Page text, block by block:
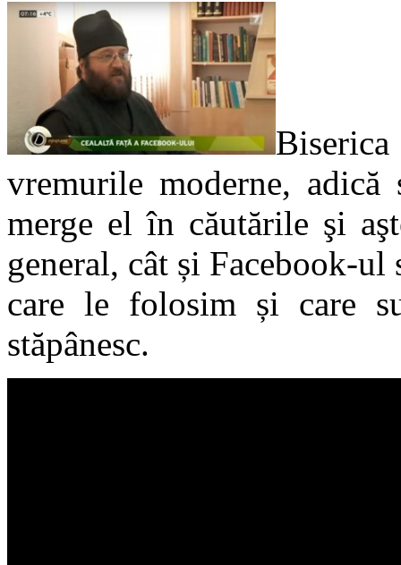
vremurile moderne,
merge el în căutările şi
general, cât și Facebook-
care le folosim și care
stăpânesc.